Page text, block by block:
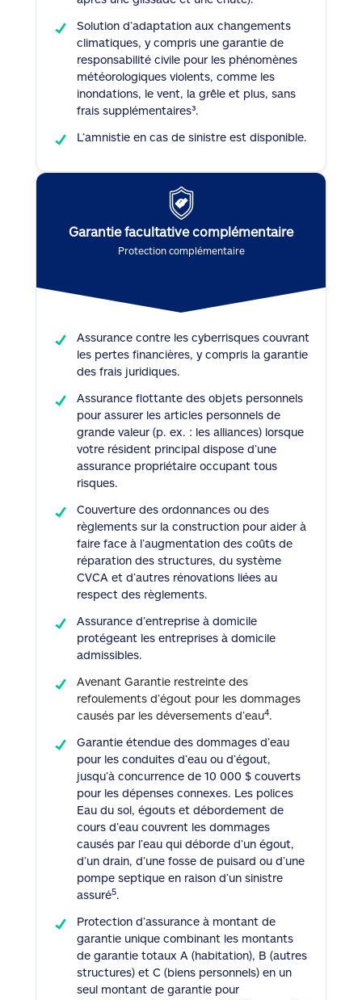
Solution d’adaptation aux changements
climatiques, y compris une garantie de
responsabilité civile pour les phénomènes
météorologiques violents, comme les
inondations, le vent, la grêle et plus, sans
frais supplémentaires³.
L’amnistie en cas de sinistre est disponible.
Garantie facultative complémentaire
Protection complémentaire
Assurance contre les cyberrisques couvrant
les pertes financières, y compris la garantie
des frais juridiques.
Assurance flottante des objets personnels
pour assurer les articles personnels de
grande valeur (p. ex. : les alliances) lorsque
votre résident principal dispose d’une
assurance propriétaire occupant tous
risques.
Couverture des ordonnances ou des
règlements sur la construction pour aider à
faire face à l’augmentation des coûts de
réparation des structures, du système
CVCA et d’autres rénovations liées au
respect des règlements.
Assurance d’entreprise à domicile
protégeant les entreprises à domicile
admissibles.
Avenant Garantie restreinte des
refoulements d’égout pour les dommages
causés par les déversements d’eau4.
Garantie étendue des dommages d’eau
pour les conduites d’eau ou d’égout,
jusqu’à concurrence de 10 000 $ couverts
pour les dépenses connexes. Les polices
Eau du sol, égouts et débordement de
cours d’eau couvrent les dommages
causés par l’eau qui déborde d’un égout,
d’un drain, d’une fosse de puisard ou d’une
pompe septique en raison d’un sinistre
assuré5.
Protection d’assurance à montant de
garantie unique combinant les montants
de garantie totaux A (habitation), B (autres
structures) et C (biens personnels) en un
seul montant de garantie pour